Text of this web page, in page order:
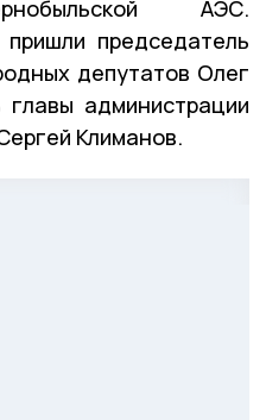
АЭС.
председатель
депутатов Олег
администрации
Климанов.